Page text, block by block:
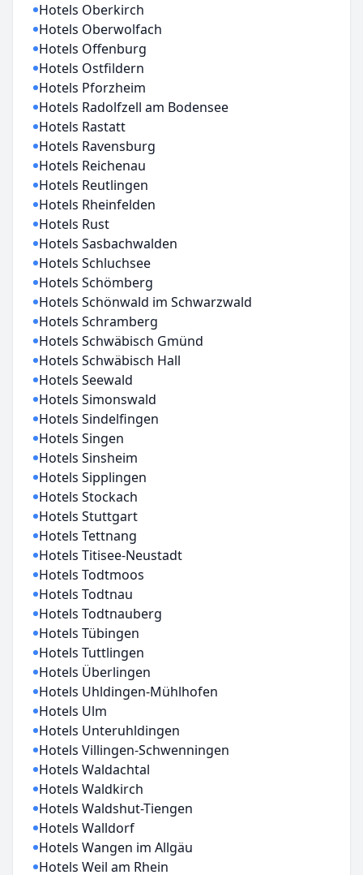
Hotels Oberkirch
Hotels Oberwolfach
Hotels Offenburg
Hotels Ostfildern
Hotels Pforzheim
Hotels Radolfzell am Bodensee
Hotels Rastatt
Hotels Ravensburg
Hotels Reichenau
Hotels Reutlingen
Hotels Rheinfelden
Hotels Rust
Hotels Sasbachwalden
Hotels Schluchsee
Hotels Schömberg
Hotels Schönwald im Schwarzwald
Hotels Schramberg
Hotels Schwäbisch Gmünd
Hotels Schwäbisch Hall
Hotels Seewald
Hotels Simonswald
Hotels Sindelfingen
Hotels Singen
Hotels Sinsheim
Hotels Sipplingen
Hotels Stockach
Hotels Stuttgart
Hotels Tettnang
Hotels Titisee-Neustadt
Hotels Todtmoos
Hotels Todtnau
Hotels Todtnauberg
Hotels Tübingen
Hotels Tuttlingen
Hotels Überlingen
Hotels Uhldingen-Mühlhofen
Hotels Ulm
Hotels Unteruhldingen
Hotels Villingen-Schwenningen
Hotels Waldachtal
Hotels Waldkirch
Hotels Waldshut-Tiengen
Hotels Walldorf
Hotels Wangen im Allgäu
Hotels Weil am Rhein